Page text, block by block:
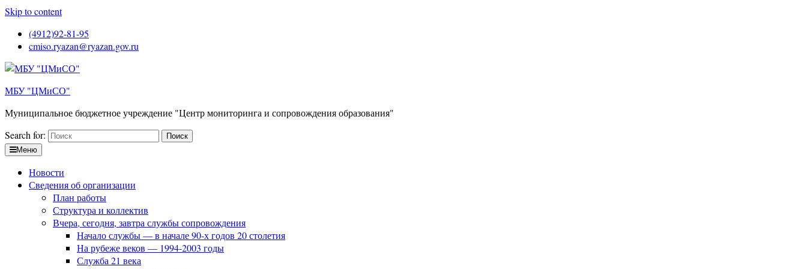
Skip to content
(4912)92-81-95
cmiso.ryazan@ryazan.gov.ru
МБУ "ЦМиСО"
Муниципальное бюджетное учреждение "Центр мониторинга и сопровождения образования"
Search for:
Меню
Новости
Сведения об организации
План работы
Структура и коллектив
Вчера, сегодня, завтра службы сопровождения
Начало службы — в начале 90-х годов 20 столетия
На рубеже веков — 1994-2003 годы
Служба 21 века